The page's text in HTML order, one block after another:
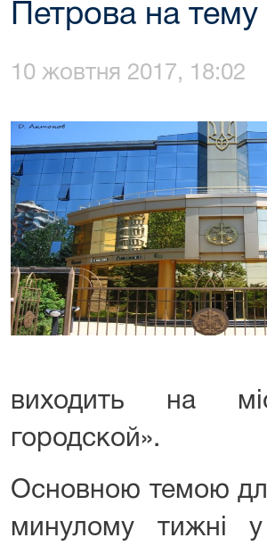
Петрова на
10 жовтня 2017, 18:02
виходить на
городской».
Основною темою
минулому тижні